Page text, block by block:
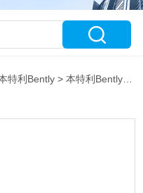
特利Bently >本特利Bently传感器现货